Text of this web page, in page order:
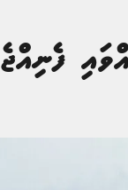
ފެނިއްޖެ